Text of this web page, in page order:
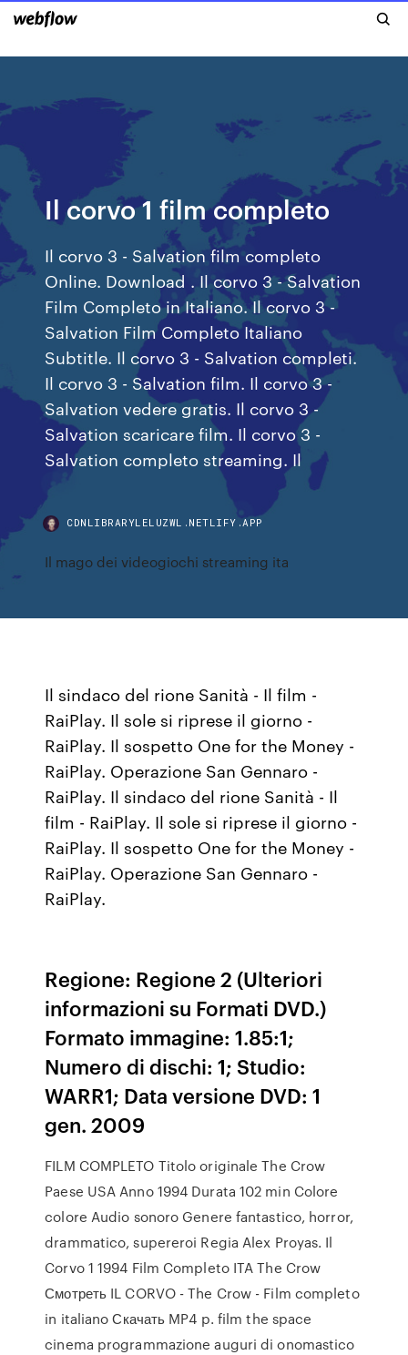
Il corvo 1 film completo
Il corvo 3 - Salvation film completo
Online. Download . Il corvo 3 - Salvation
Film Completo in Italiano. Il corvo 3 -
Salvation Film Completo Italiano
Subtitle. Il corvo 3 - Salvation completi.
Il corvo 3 - Salvation film. Il corvo 3 -
Salvation vedere gratis. Il corvo 3 -
Salvation scaricare film. Il corvo 3 -
Salvation completo streaming. Il
CDNLIBRARYLELUZWL.NETLIFY.APP
Il mago dei videogiochi streaming ita
Il sindaco del rione Sanità - Il film -
RaiPlay. Il sole si riprese il giorno -
RaiPlay. Il sospetto One for the Money -
RaiPlay. Operazione San Gennaro -
RaiPlay. Il sindaco del rione Sanità - Il
film - RaiPlay. Il sole si riprese il giorno -
RaiPlay. Il sospetto One for the Money -
RaiPlay. Operazione San Gennaro -
RaiPlay.
Regione: Regione 2 (Ulteriori
informazioni su Formati DVD.)
Formato immagine: 1.85:1;
Numero di dischi: 1; Studio:
WARR1; Data versione DVD: 1
gen. 2009
FILM COMPLETO Titolo originale The Crow
Paese USA Anno 1994 Durata 102 min Colore
colore Audio sonoro Genere fantastico, horror,
drammatico, supereroi Regia Alex Proyas. Il
Corvo 1 1994 Film Completo ITA The Crow
Смотреть IL CORVO - The Crow - Film completo
in italiano Скачать MP4 p. film the space
cinema programmazione auguri di onomastico